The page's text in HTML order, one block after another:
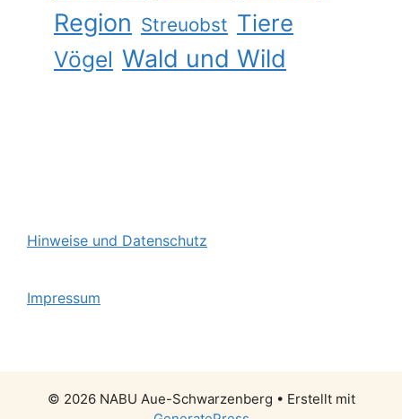
Region Streuobst Tiere
Vögel Wald und Wild
Hinweise und Datenschutz
Impressum
© 2026 NABU Aue-Schwarzenberg • Erstellt mit